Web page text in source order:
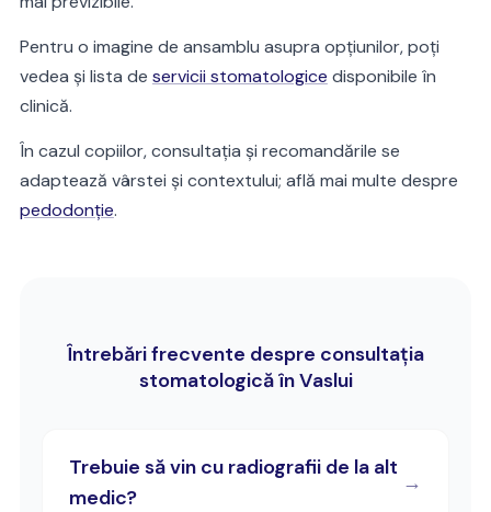
Pentru o imagine de ansamblu asupra opțiunilor, poți
vedea și lista de servicii stomatologice disponibile în
clinică.
În cazul copiilor, consultația și recomandările se
adaptează vârstei și contextului; află mai multe despre
pedodonție.
Întrebări frecvente despre consultația
stomatologică în Vaslui
Trebuie să vin cu radiografii de la alt
medic?